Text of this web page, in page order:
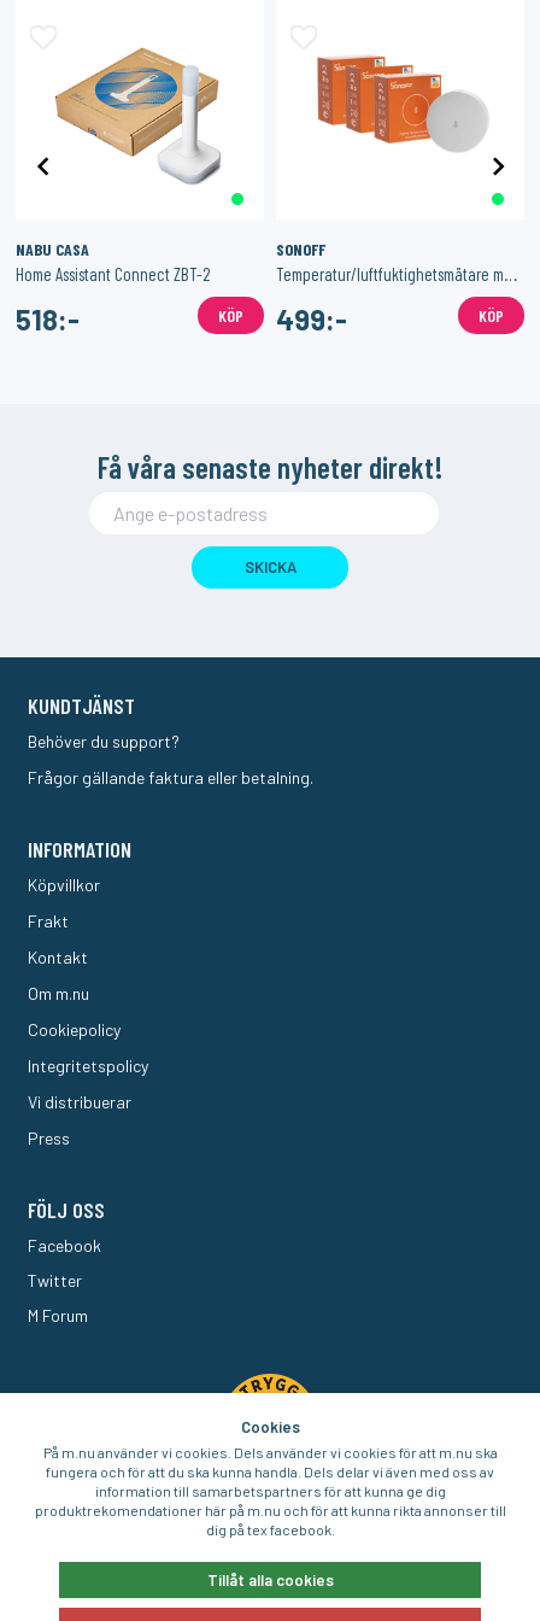
NABU CASA
Home Assistant Connect ZBT-2
518:- KÖP
SONOFF
Temperatur/luftfuktighetsmätare med Zigbee 3-Pack
499:- KÖP
Få våra senaste nyheter direkt!
SKICKA
KUNDTJÄNST
Behöver du support?
Frågor gällande faktura eller betalning.
INFORMATION
Köpvillkor
Frakt
Kontakt
Om m.nu
Cookiepolicy
Integritetspolicy
Vi distribuerar
Press
FÖLJ OSS
Facebook
Twitter
M Forum
Cookies
På m.nu använder vi cookies. Dels använder vi cookies för att m.nu ska
fungera och för att du ska kunna handla. Dels delar vi även med oss av
information till samarbetspartners för att kunna ge dig
produktrekomendationer här på m.nu och för att kunna rikta annonser till
dig på tex facebook.
Tillåt alla cookies